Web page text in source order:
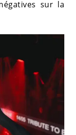
sur la